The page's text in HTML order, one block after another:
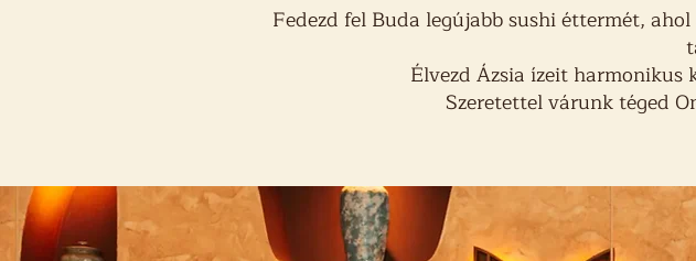
Fedezd fel Buda legújabb sushi éttermét,
Élvezd Ázsia ízeit harmonikus
Szeretettel várunk téged